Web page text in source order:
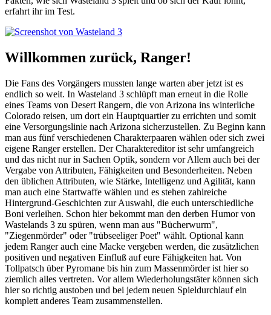
erfahrt ihr im Test.
Willkommen zurück, Ranger!
Die Fans des Vorgängers mussten lange warten aber jetzt ist es
endlich so weit. In Wasteland 3 schlüpft man erneut in die Rolle
eines Teams von Desert Rangern, die von Arizona ins winterliche
Colorado reisen, um dort ein Hauptquartier zu errichten und somit
eine Versorgungslinie nach Arizona sicherzustellen. Zu Beginn kann
man aus fünf verschiedenen Charakterpaaren wählen oder sich zwei
eigene Ranger erstellen. Der Charaktereditor ist sehr umfangreich
und das nicht nur in Sachen Optik, sondern vor Allem auch bei der
Vergabe von Attributen, Fähigkeiten und Besonderheiten. Neben
den üblichen Attributen, wie Stärke, Intelligenz und Agilität, kann
man auch eine Startwaffe wählen und es stehen zahlreiche
Hintergrund-Geschichten zur Auswahl, die euch unterschiedliche
Boni verleihen. Schon hier bekommt man den derben Humor von
Wastelands 3 zu spüren, wenn man aus "Bücherwurm",
"Ziegenmörder" oder "trübseeliger Poet" wählt. Optional kann
jedem Ranger auch eine Macke vergeben werden, die zusätzlichen
positiven und negativen Einfluß auf eure Fähigkeiten hat. Von
Tollpatsch über Pyromane bis hin zum Massenmörder ist hier so
ziemlich alles vertreten. Vor allem Wiederholungstäter können sich
hier so richtig austoben und bei jedem neuen Spieldurchlauf ein
komplett anderes Team zusammenstellen.